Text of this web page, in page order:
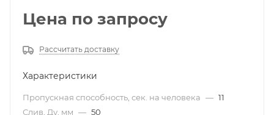
Цена по запросу
Рассчитать доставку
Характеристики
Пропускная способность, сек. на человека — 11
Слив, Ду, мм — 50